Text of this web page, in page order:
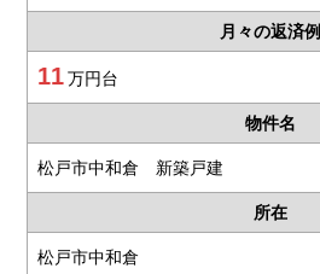
月々の返済例
11 万円台
物件名
松戸市中和倉 新築戸建
所在
松戸市中和倉